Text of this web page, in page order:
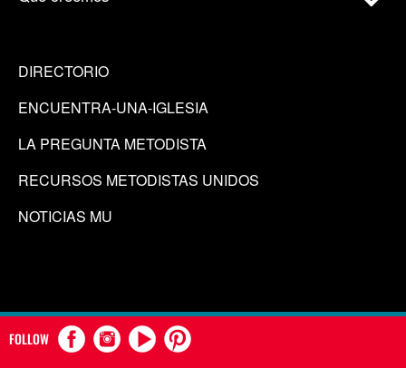
DIRECTORIO
ENCUENTRA-UNA-IGLESIA
LA PREGUNTA METODISTA
RECURSOS METODISTAS UNIDOS
NOTICIAS MU
FOLLOW